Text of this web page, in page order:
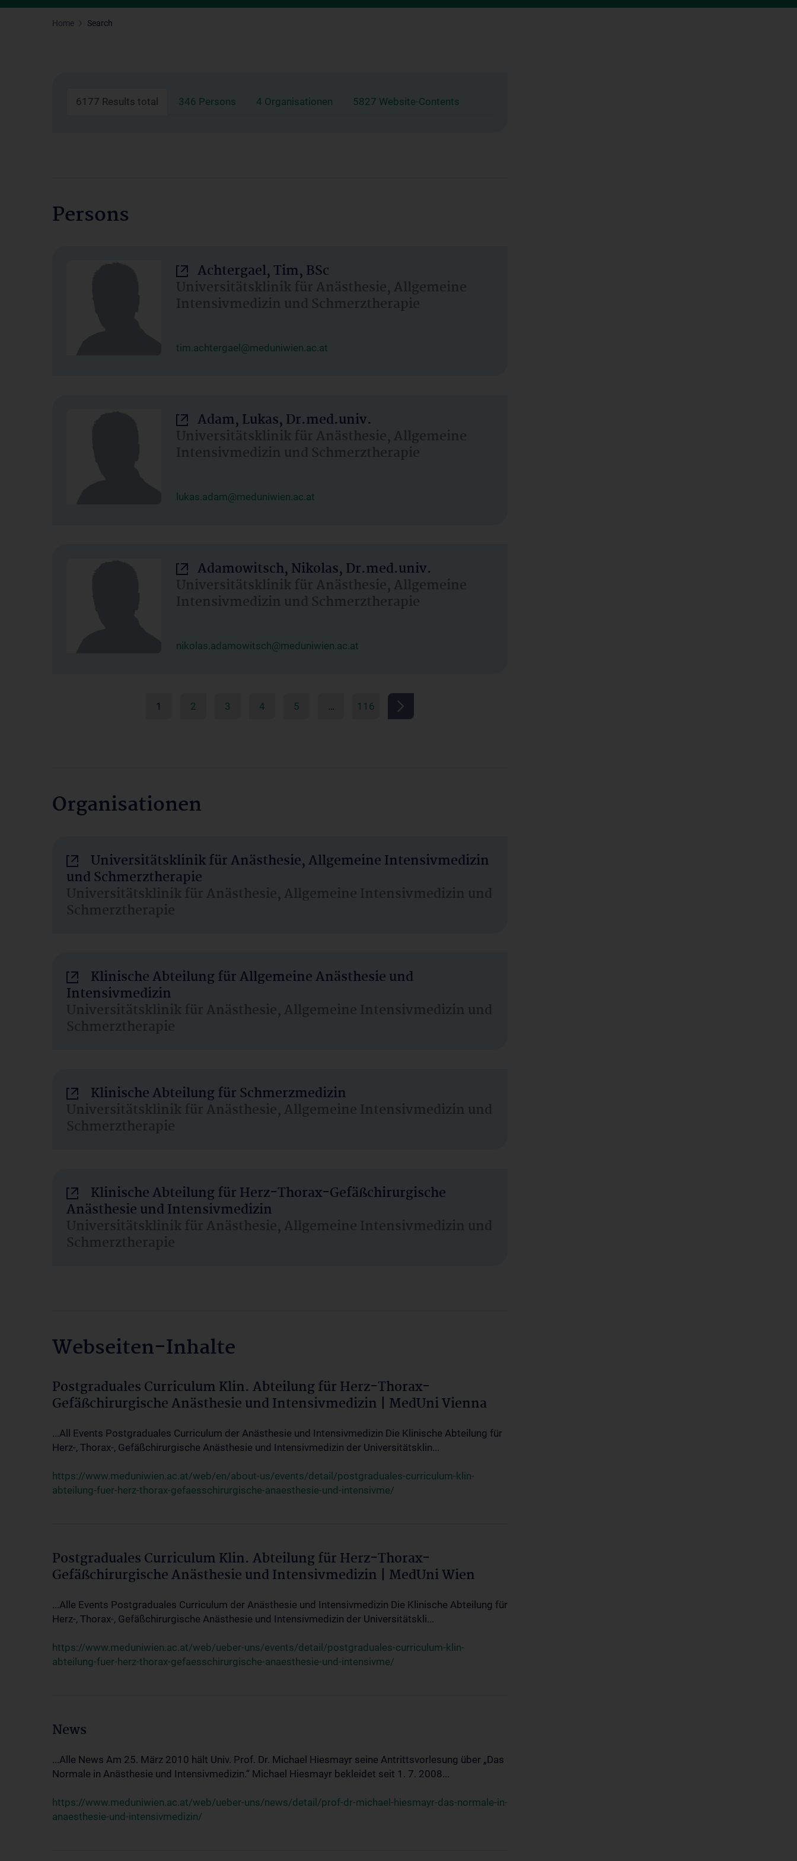
Home Search
6177 Results total 346 Persons 4 Organisationen 5827 Website-Contents
Persons
Achtergael, Tim, BSc
Universitätsklinik für Anästhesie, Allgemeine
Intensivmedizin und Schmerztherapie
tim.achtergael@meduniwien.ac.at
Adam, Lukas, Dr.med.univ.
Universitätsklinik für Anästhesie, Allgemeine
Intensivmedizin und Schmerztherapie
lukas.adam@meduniwien.ac.at
Adamowitsch, Nikolas, Dr.med.univ.
Universitätsklinik für Anästhesie, Allgemeine
Intensivmedizin und Schmerztherapie
nikolas.adamowitsch@meduniwien.ac.at
1 2 3 4 5 … 116
Organisationen
Universitätsklinik für Anästhesie, Allgemeine Intensivmedizin
und Schmerztherapie
Universitätsklinik für Anästhesie, Allgemeine Intensivmedizin und
Schmerztherapie
Klinische Abteilung für Allgemeine Anästhesie und
Intensivmedizin
Universitätsklinik für Anästhesie, Allgemeine Intensivmedizin und
Schmerztherapie
Klinische Abteilung für Schmerzmedizin
Universitätsklinik für Anästhesie, Allgemeine Intensivmedizin und
Schmerztherapie
Klinische Abteilung für Herz-Thorax-Gefäßchirurgische
Anästhesie und Intensivmedizin
Universitätsklinik für Anästhesie, Allgemeine Intensivmedizin und
Schmerztherapie
Webseiten-Inhalte
Postgraduales Curriculum Klin. Abteilung für Herz-Thorax-
Gefäßchirurgische Anästhesie und Intensivmedizin | MedUni Vienna
...All Events Postgraduales Curriculum der Anästhesie und Intensivmedizin Die Klinische Abteilung für
Herz-, Thorax-, Gefäßchirurgische Anästhesie und Intensivmedizin der Universitätsklin...
https://www.meduniwien.ac.at/web/en/about-us/events/detail/postgraduales-curriculum-klin-
abteilung-fuer-herz-thorax-gefaesschirurgische-anaesthesie-und-intensivme/
Postgraduales Curriculum Klin. Abteilung für Herz-Thorax-
Gefäßchirurgische Anästhesie und Intensivmedizin | MedUni Wien
...Alle Events Postgraduales Curriculum der Anästhesie und Intensivmedizin Die Klinische Abteilung für
Herz-, Thorax-, Gefäßchirurgische Anästhesie und Intensivmedizin der Universitätskli...
https://www.meduniwien.ac.at/web/ueber-uns/events/detail/postgraduales-curriculum-klin-
abteilung-fuer-herz-thorax-gefaesschirurgische-anaesthesie-und-intensivme/
News
...Alle News Am 25. März 2010 hält Univ. Prof. Dr. Michael Hiesmayr seine Antrittsvorlesung über „Das
Normale in Anästhesie und Intensivmedizin.“ Michael Hiesmayr bekleidet seit 1. 7. 2008...
https://www.meduniwien.ac.at/web/ueber-uns/news/detail/prof-dr-michael-hiesmayr-das-normale-in-
anaesthesie-und-intensivmedizin/